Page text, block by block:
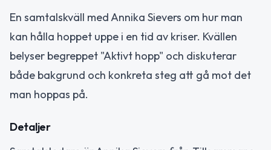
En samtalskväll med Annika Sievers om hur man
kan hålla hoppet uppe i en tid av kriser. Kvällen
belyser begreppet "Aktivt hopp" och diskuterar
både bakgrund och konkreta steg att gå mot det
man hoppas på.
Detaljer